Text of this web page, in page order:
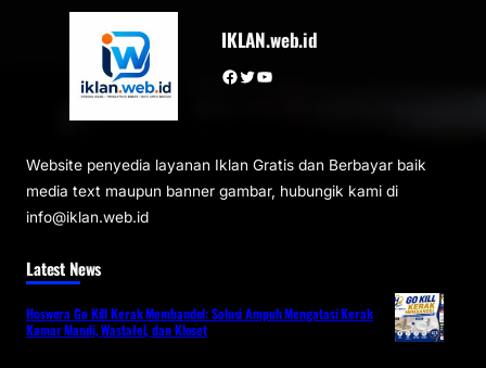
IKLAN.web.id
Facebook Twitter YouTube
Website penyedia layanan Iklan Gratis dan Berbayar baik
media text maupun banner gambar, hubungik kami di
info@iklan.web.id
Latest News
Hoswera Go Kill Kerak Membandel: Solusi Ampuh Mengatasi Kerak
Kamar Mandi, Wastafel, dan Kloset